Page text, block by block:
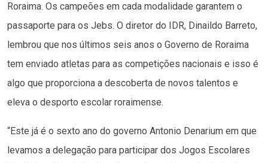
Roraima. Os campeões em cada modalidade garantem o
passaporte para os Jebs. O diretor do IDR, Dinaildo Barreto,
lembrou que nos últimos seis anos o Governo de Roraima
tem enviado atletas para as competições nacionais e isso é
algo que proporciona a descoberta de novos talentos e
eleva o desporto escolar roraimense.
“Este já é o sexto ano do governo Antonio Denarium em que
levamos a delegação para participar dos Jogos Escolares